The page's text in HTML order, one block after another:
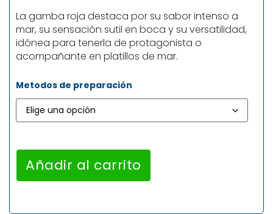
La gamba roja destaca por su sabor intenso a
mar, su sensación sutil en boca y su versatilidad,
idónea para tenerla de protagonista o
acompañante en platillos de mar.
Metodos de preparación
Añadir al carrito